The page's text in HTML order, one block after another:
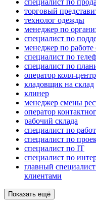
специалист по
торговый
технолог одежды
менеджер по
специалист по
менеджер по работе
специалист по
специалист по
оператор колл-
кладовщик на склад
клинер
менеджер смены
оператор
рабочий склада
специалист по
специалист по
специалист по IT
специалист по
главный
клиентами
Показать ещё